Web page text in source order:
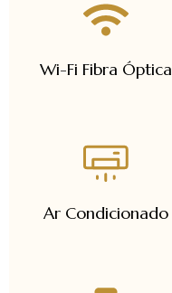
Wi-Fi Fibra Óptica
Ar Condicionado